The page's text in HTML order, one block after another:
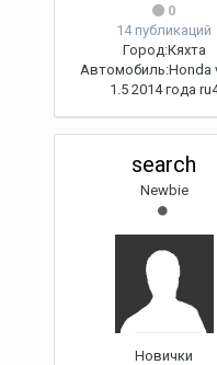
0
14 публикаций
Город:Кяхта
Автомобиль:Honda
1.5 2014 года
search
Newbie
Новички